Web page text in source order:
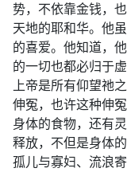
势，不依靠金钱，
天地的耶和华。他
的喜爱。他知道，
的一切也都必归于虚
上帝是所有仰望祂
伸冤，也许这种伸
身体的食物，还有
释放，不但是身体
孤儿与寡妇、流浪